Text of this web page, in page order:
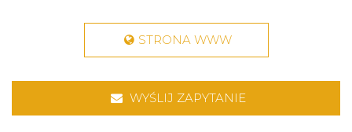
STRONA WWW
WYŚLIJ ZAPYTANIE